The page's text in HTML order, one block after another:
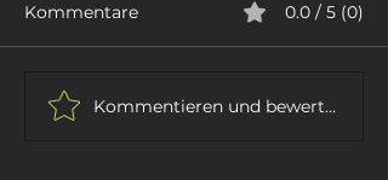
ICH GEHE
Kommentare 0.0 / 5 (0)
Kommentieren und bewerten...